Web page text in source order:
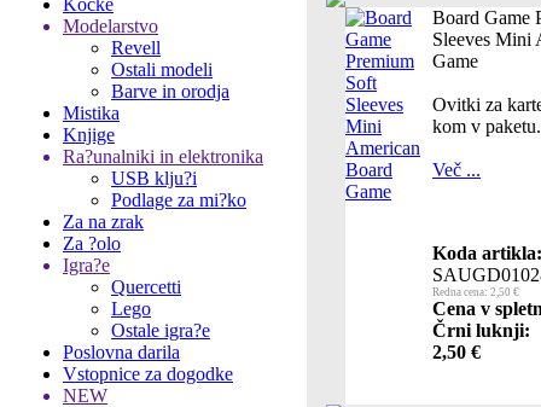
Kocke
Modelarstvo
Revell
Ostali modeli
Barve in orodja
Mistika
Knjige
Ra?unalniki in elektronika
USB klju?i
Podlage za mi?ko
Za na zrak
Za ?olo
Igra?e
Quercetti
Lego
Ostale igra?e
Poslovna darila
Vstopnice za dogodke
NEW
Board Game
Sleeves Mini
Game
Ovitki za
kom v paketu.
Več ...
Koda artikla:
Redna cena: 2,50 €
Cena v
Črni luknji:
2,50 €